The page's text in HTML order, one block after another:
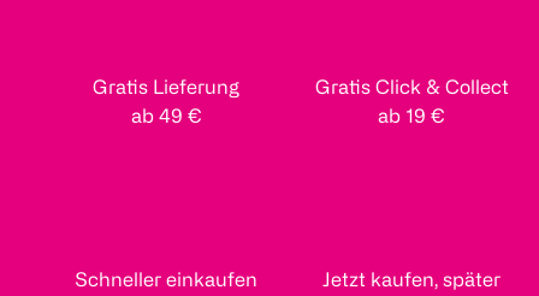
Gratis Lieferung
ab 49 €
Gratis Click & Collect
ab 19 €
Schneller einkaufen
Jetzt kaufen, später